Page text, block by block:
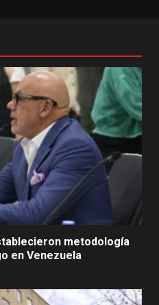
metodología
en Venezuela